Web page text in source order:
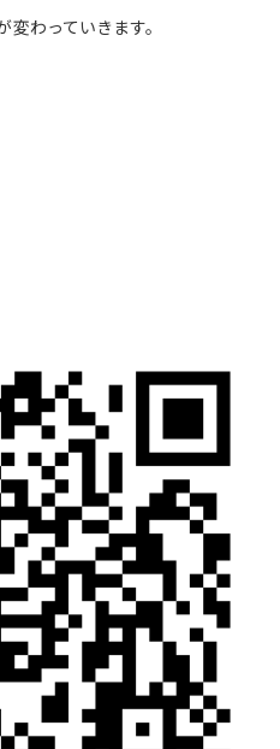
わっていきます。